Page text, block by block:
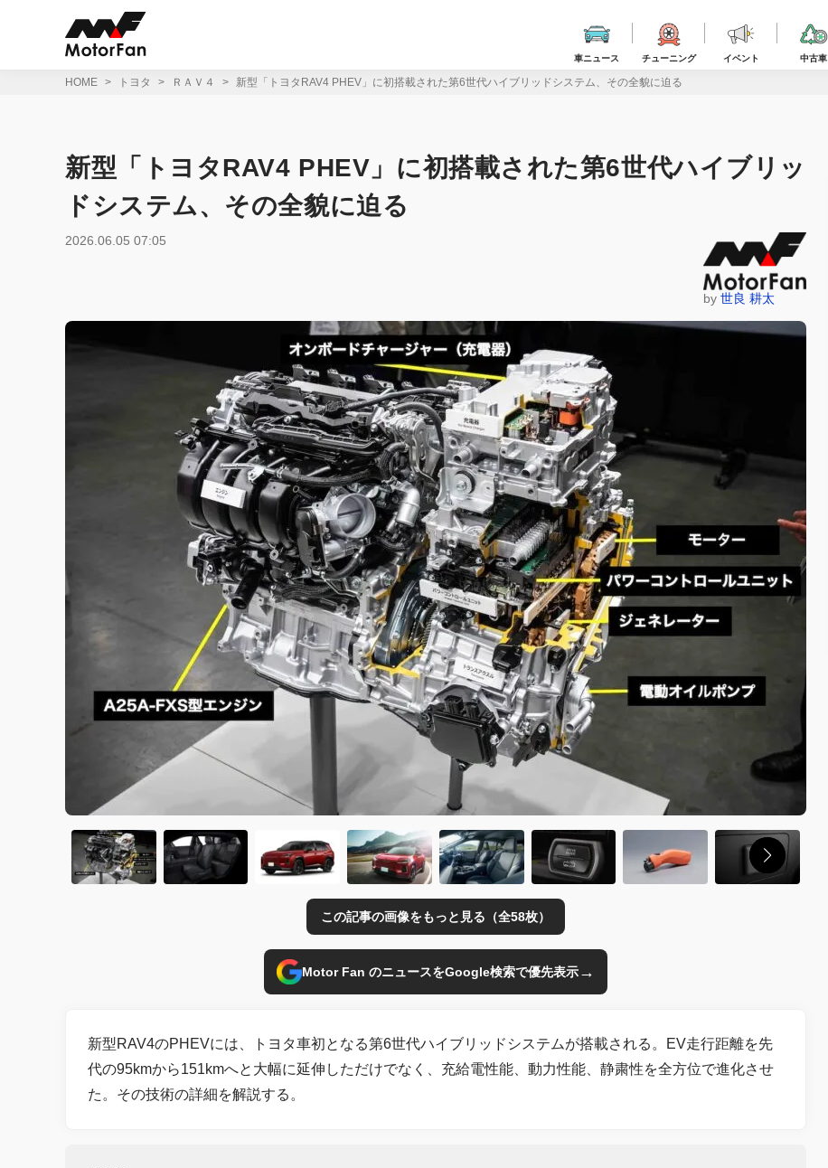
車ニュース チューニング イベント 中古車
HOME トヨタ ＲＡＶ４ 新型「トヨタRAV4 PHEV」に初搭載された第6世代ハイブリッドシステム、その全貌に迫る
新型「トヨタRAV4 PHEV」に初搭載された第6世代ハイブリッ
ドシステム、その全貌に迫る
2026.06.05 07:05
by 世良 耕太
この記事の画像をもっと見る（全58枚）
Motor Fan のニュースをGoogle検索で優先表示→
新型RAV4のPHEVには、トヨタ車初となる第6世代ハイブリッドシステムが搭載される。EV走行距離を先
代の95kmから151kmへと大幅に延伸しただけでなく、充給電性能、動力性能、静粛性を全方位で進化させ
た。その技術の詳細を解説する。